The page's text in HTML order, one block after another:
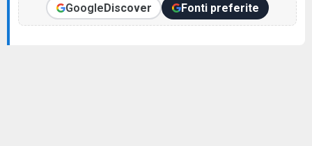
GoogleDiscover Fonti preferite